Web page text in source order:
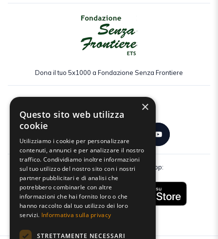
Dona il tuo 5x1000 a Fondazione Senza Frontiere
Scarica gratuitamente la nostra app:
×
Questo sito web utilizza
cookie
Utilizziamo i cookie per personalizzare
contenuti, annunci e per analizzare il nostro
traffico. Condividiamo inoltre informazioni
sul tuo utilizzo del nostro sito con i nostri
partner pubblicitari e di analisi che
potrebbero combinarle con altre
informazioni che hai fornito loro o che
hanno raccolto dal tuo utilizzo dei loro
servizi. Informativa sulla privacy
STRETTAMENTE NECESSARI